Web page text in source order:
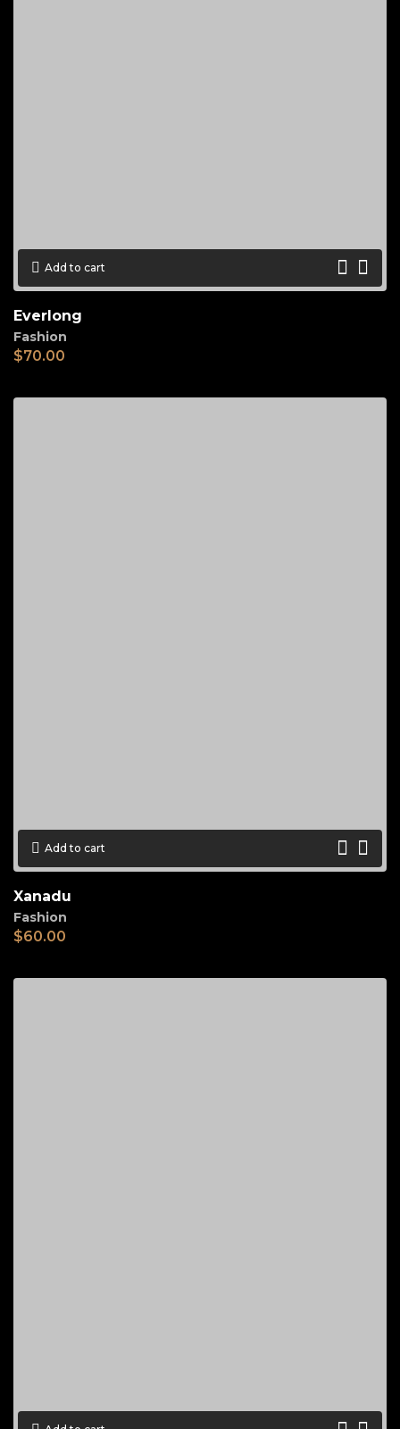
Add to cart
Everlong
Fashion
$70.00
Add to cart
Xanadu
Fashion
$60.00